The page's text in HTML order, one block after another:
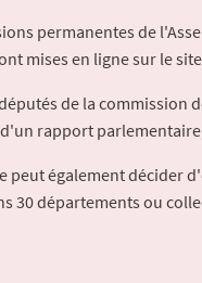
permanentes de
mises en ligne sur le
de la
rapport
peut également
30 départements ou